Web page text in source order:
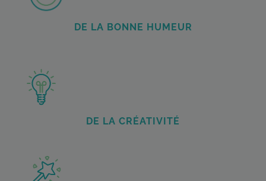
DE LA BONNE HUMEUR
DE LA CRÉATIVITÉ